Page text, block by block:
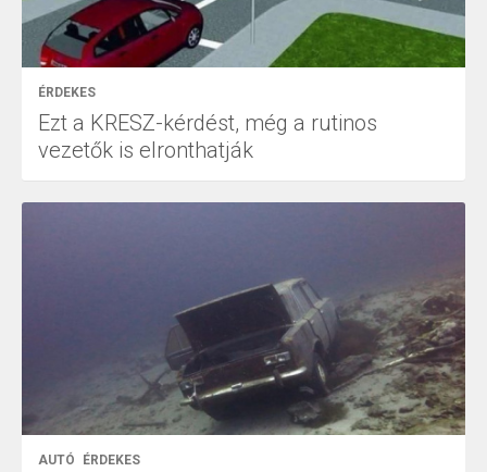
ÉRDEKES
Ezt a KRESZ-kérdést, még a rutinos
vezetők is elronthatják
AUTÓ ÉRDEKES